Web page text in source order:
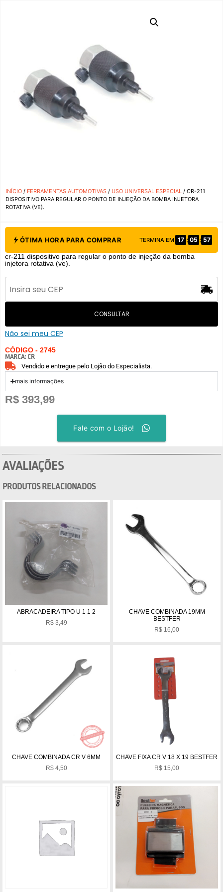
INÍCIO / FERRAMENTAS AUTOMOTIVAS / USO UNIVERSAL ESPECIAL / CR-211
DISPOSITIVO PARA REGULAR O PONTO DE INJEÇÃO DA BOMBA INJETORA
ROTATIVA (VE).
ÓTIMA HORA PARA COMPRAR TERMINA EM 17 : 05 : 56
cr-211 dispositivo para regular o ponto de injeção da bomba
injetora rotativa (ve).
CONSULTAR
Não sei meu CEP
CÓDIGO - 2745
MARCA: CR
Vendido e entregue pelo Lojão do Especialista.
mais informações
R$ 393,99
Fale com o Lojão!
AVALIAÇÕES
PRODUTOS RELACIONADOS
ABRACADEIRA TIPO U 1 1 2
R$3,49
CHAVE COMBINADA 19MM
BESTFER
R$ 16,00
CHAVE COMBINADA CR V 6MM
R$4,50
CHAVE FIXA CR V 18 X 19 BESTFER
R$ 15,00